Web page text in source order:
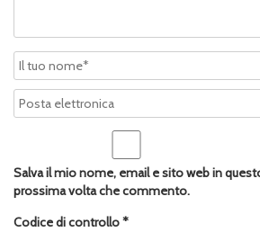
Salva il mio nome, email e sito web in
prossima volta che commento.
Codice di controllo*